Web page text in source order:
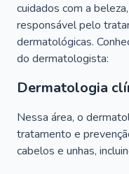
cuidados com a
responsável pelo
dermatológicas.
do dermatologista:
Dermatologia
Nessa área, o
tratamento e
cabelos e unhas,